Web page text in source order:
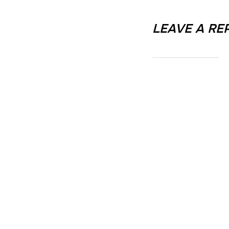
LEAVE A